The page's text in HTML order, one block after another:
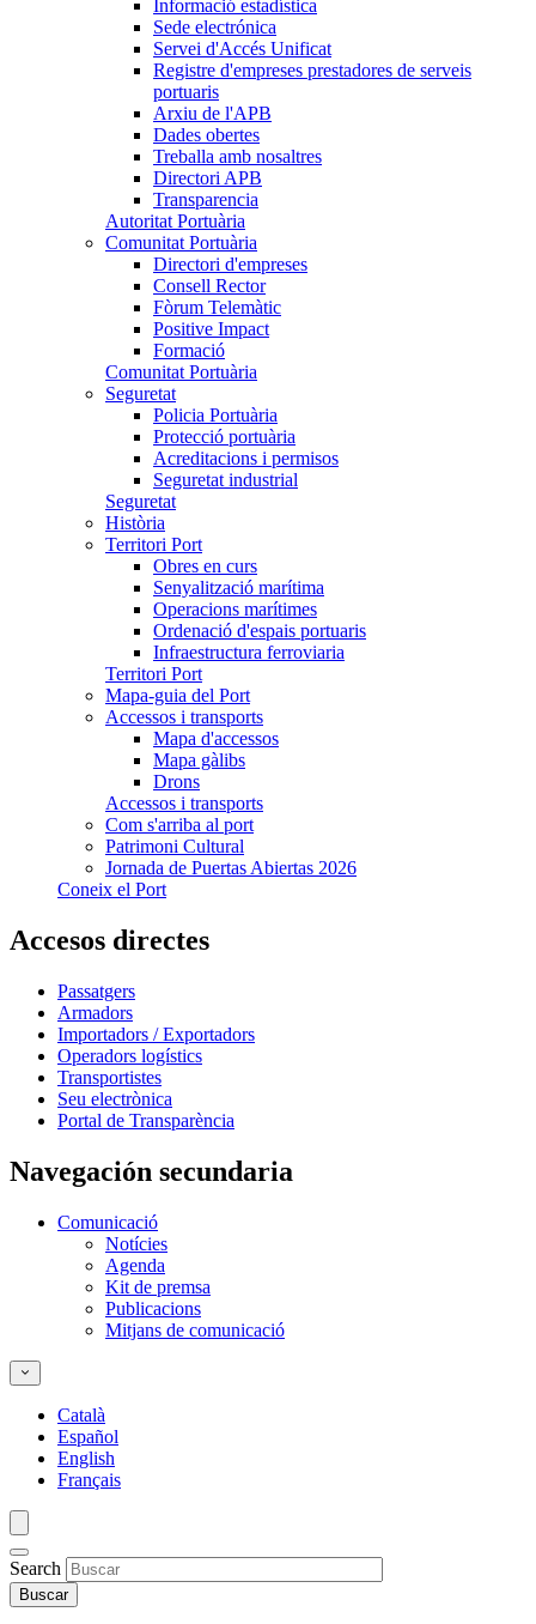
Informació estadística
Sede electrónica
Servei d'Accés Unificat
Registre d'empreses prestadores de serveis
portuaris
Arxiu de l'APB
Dades obertes
Treballa amb nosaltres
Directori APB
Transparencia
Autoritat Portuària
Comunitat Portuària
Directori d'empreses
Consell Rector
Fòrum Telemàtic
Positive Impact
Formació
Comunitat Portuària
Seguretat
Policia Portuària
Protecció portuària
Acreditacions i permisos
Seguretat industrial
Seguretat
Història
Territori Port
Obres en curs
Senyalització marítima
Operacions marítimes
Ordenació d'espais portuaris
Infraestructura ferroviaria
Territori Port
Mapa-guia del Port
Accessos i transports
Mapa d'accessos
Mapa gàlibs
Drons
Accessos i transports
Com s'arriba al port
Patrimoni Cultural
Jornada de Puertas Abiertas 2026
Coneix el Port
Accesos directes
Passatgers
Armadors
Importadors / Exportadors
Operadors logístics
Transportistes
Seu electrònica
Portal de Transparència
Navegación secundaria
Comunicació
Notícies
Agenda
Kit de premsa
Publicacions
Mitjans de comunicació
Català
Español
English
Français
Search